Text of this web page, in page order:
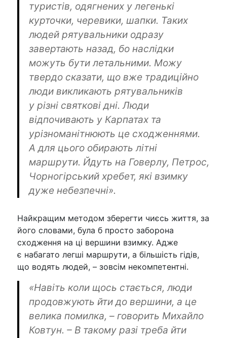
туристів, одягнених у легенькі
курточки, черевики, шапки. Таких
людей рятувальники одразу
завертають назад, бо наслідки
можуть бути летальними. Можу
твердо сказати, що вже традиційно
люди викликають рятувальників
у різні святкові дні. Люди
відпочивають у Карпатах та
урізноманітнюють це сходженнями.
А для цього обирають літні
маршрути. Йдуть на Говерлу, Петрос,
Чорногірський хребет, які взимку
дуже небезпечні».
Найкращим методом зберегти чиєсь життя, за
його словами, була б просто заборона
сходження на ці вершини взимку. Адже
є набагато легші маршрути, а більшість гідів,
що водять людей, – зовсім некомпетентні.
«Навіть коли щось стається, люди
продов­жують йти до вершини, а це
велика помилка, – говорить Михайло
Ковтун. – В такому разі треба йти